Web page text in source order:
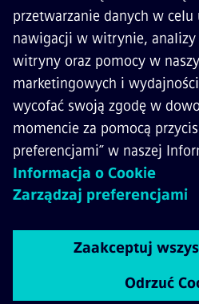
KARIERA
Siemens Mobility 2026
Polityka prywatności
Polityka cookies